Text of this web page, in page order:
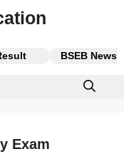
BSEB News
Exam